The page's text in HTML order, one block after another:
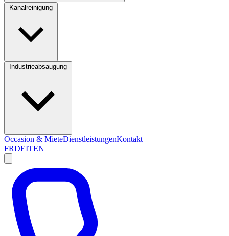
Occasion & MieteDienstleistungenKontakt
FRDEITEN